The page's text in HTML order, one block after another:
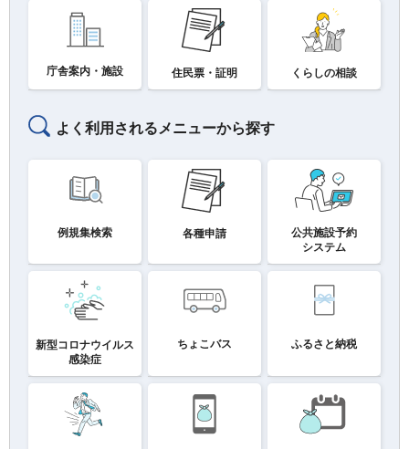
庁舎案内・施設 住民票・証明 くらしの相談
よく利用されるメニューから探す
例規集検索 各種申請
公共施設予約
システム
新型コロナウイルス
感染症
ちょこバス ふるさと納税